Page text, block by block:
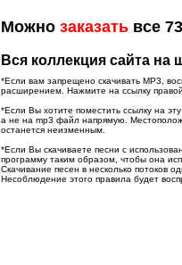
Можно заказать все
Вся коллекция сайта на
*Если вам запрещено скачивать MP3,
расширением. Нажмите на ссылку
*Если Вы хотите поместить ссылку на
а не на mp3 файл напрямую.
останется неизменным.
*Если Вы скачиваете песни с
программу таким образом, чтобы она
Скачивание песен в несколько потоков
Несоблюдение этого правила будет